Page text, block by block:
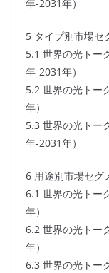
年-2031年）
5 タイプ別市場セ
5.1 世界の光トー
年-2031年）
5.2 世界の光トー
年）
5.3 世界の光トー
年-2031年）
6 用途別市場セグ
6.1 世界の光トー
年）
6.2 世界の光トー
年）
6.3 世界の光トー